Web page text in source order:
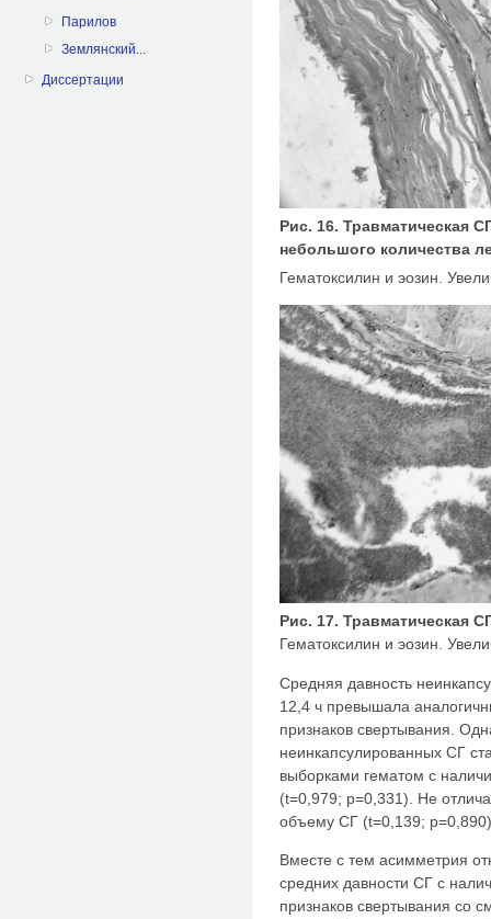
Парилов
Землянский...
Диссертации
Рис. 16. Травматическая
небольшого количества
Гематоксилин и эозин.
Рис. 17. Травматическая
Гематоксилин и эозин.
Средняя давность
12,4 ч превышала
признаков свертывания.
неинкапсулированных СГ
выборками гематом с
(t=0,979; p=0,331). Не
объему СГ (t=0,139;
Вместе с тем асимметрия
средних давности СГ с
признаков свертывания со